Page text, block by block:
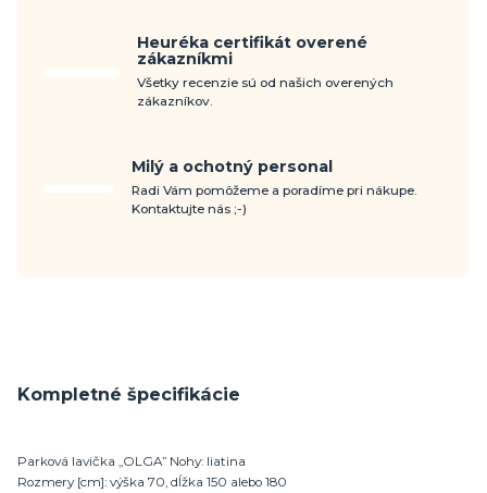
Heuréka certifikát overené
zákazníkmi
Všetky recenzie sú od našich overených
zákazníkov.
Milý a ochotný personal
Radi Vám pomôžeme a poradíme pri nákupe.
Kontaktujte nás ;-)
Kompletné špecifikácie
Parková lavička „OLGA” Nohy: liatina
Rozmery [cm]: výška 70, dĺžka 150 alebo 180